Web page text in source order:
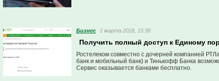
Бизнес 2 марта 2018, 15:38
Получить полный доступ к Единому
Ростелеком совместно с дочерней компанией
банк и мобильный банк) и Тинькофф Банка
Сервис оказывается банками бесплатно.